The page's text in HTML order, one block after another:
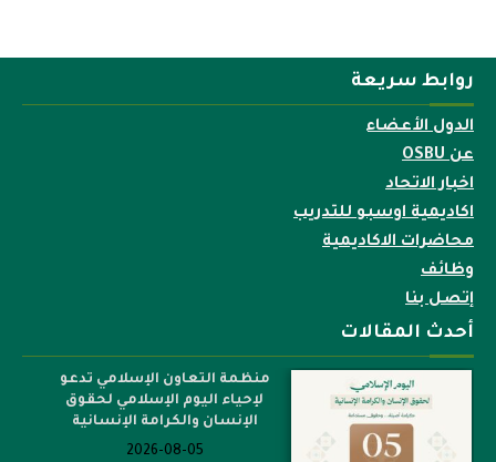
روابط سريعة
الدول الأعضاء
عن OSBU
اخبار الاتحاد
اكاديمية اوسبو للتدريب
محاضرات الاكاديمية
وظائف
إتصل بنا
أحدث المقالات
منظمة التعاون الإسلامي تدعو
لإحياء اليوم الإسلامي لحقوق
الإنسان والكرامة الإنسانية